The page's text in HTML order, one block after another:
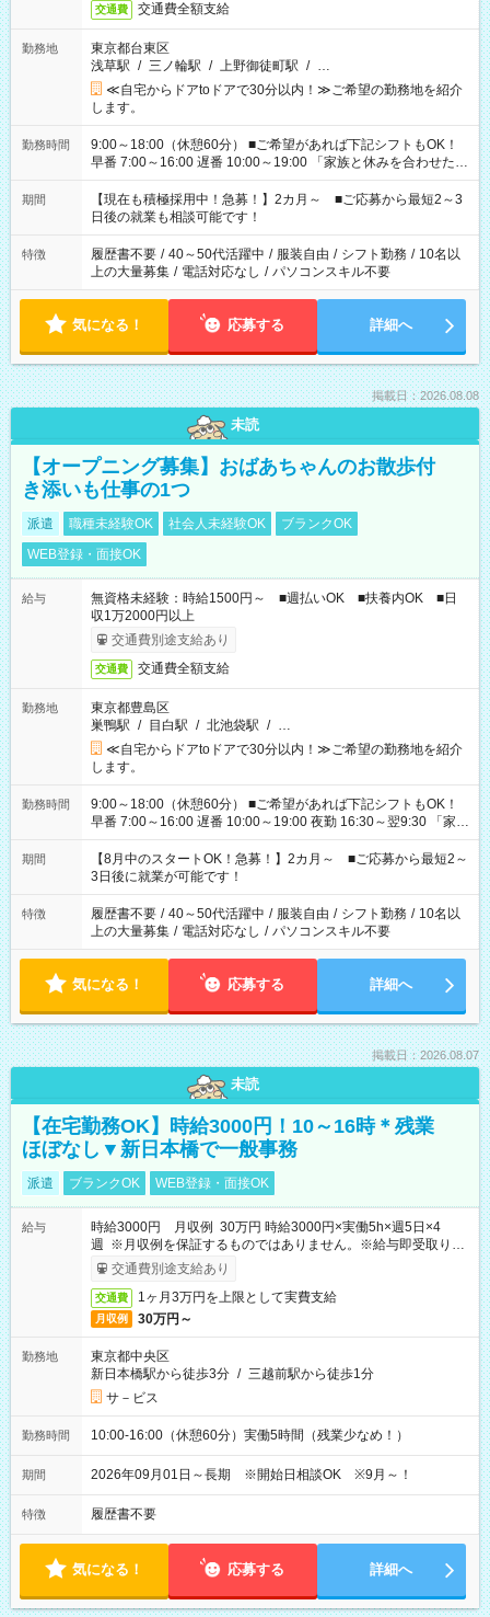
交通費 交通費全額支給
勤務地
東京都台東区
浅草駅 / 三ノ輪駅 / 上野御徒町駅 / …
≪自宅からドアtoドアで30分以内！≫ご希望の勤務地を紹介
します。
勤務時間
9:00～18:00（休憩60分） ■ご希望があれば下記シフトもOK！
早番 7:00～16:00 遅番 10:00～19:00 「家族と休みを合わせた
い」 「余裕を持って夕飯の準備がしたい」 「できれば残業はし
たくない」 など、ご希望を教えてくださいね。 ※Wワーク希望
の方へ 今ご覧のお仕事で希望する勤務時間と、もう1つのお仕事
の勤務時間。 合計で週40時間を超える場合は応募できません。
期間
【現在も積極採用中！急募！】2カ月～ ■ご応募から最短2～3
日後の就業も相談可能です！
特徴 履歴書不要 / 40～50代活躍中 / 服装自由 / シフト勤務 / 10名以
上の大量募集 / 電話対応なし / パソコンスキル不要
気になる！ 応募する 詳細へ
掲載日：2026.08.08
未読
【オープニング募集】おばあちゃんのお散歩付
き添いも仕事の1つ
派遣 職種未経験OK 社会人未経験OK
ブランクOK
WEB登録・面接OK
給与
無資格未経験：時給1500円～ ■週払いOK ■扶養内OK ■日
収1万2000円以上
交通費別途支給あり
交通費 交通費全額支給
勤務地
東京都豊島区
巣鴨駅 / 目白駅 / 北池袋駅 / …
≪自宅からドアtoドアで30分以内！≫ご希望の勤務地を紹介
します。
勤務時間
9:00～18:00（休憩60分） ■ご希望があれば下記シフトもOK！
早番 7:00～16:00 遅番 10:00～19:00 夜勤 16:30～翌9:30 「家族
と休みを合わせたい」 「余裕を持って夕飯の準備がしたい」
「できれば残業はしたくない」 など、ご希望を教えてください
ね。 ※Wワーク希望の方へ 今ご覧のお仕事で希望する勤務時間
と、もう1つのお仕事の勤務時間。 合計で週40時間を超える場
合は応募できません。
期間
【8月中のスタートOK！急募！】2カ月～ ■ご応募から最短2～
3日後に就業が可能です！
特徴 履歴書不要 / 40～50代活躍中 / 服装自由 / シフト勤務 / 10名以
上の大量募集 / 電話対応なし / パソコンスキル不要
気になる！ 応募する 詳細へ
掲載日：2026.08.07
未読
【在宅勤務OK】時給3000円！10～16時＊残業
ほぼなし▼新日本橋で一般事務
派遣 ブランクOK WEB登録・面接OK
給与
時給3000円 月収例 30万円 時給3000円×実働5h×週5日×4
週 ※月収例を保証するものではありません。※給与即受取りサ
ービス利用可（利用条件有）
交通費別途支給あり
交通費 1ヶ月3万円を上限として実費支給
月収例 30万円～
勤務地
東京都中央区
新日本橋駅から徒歩3分 / 三越前駅から徒歩1分
サ－ビス
勤務時間 10:00-16:00（休憩60分）実働5時間（残業少なめ！）
期間 2026年09月01日～長期 ※開始日相談OK ※9月～！
特徴 履歴書不要
気になる！ 応募する 詳細へ